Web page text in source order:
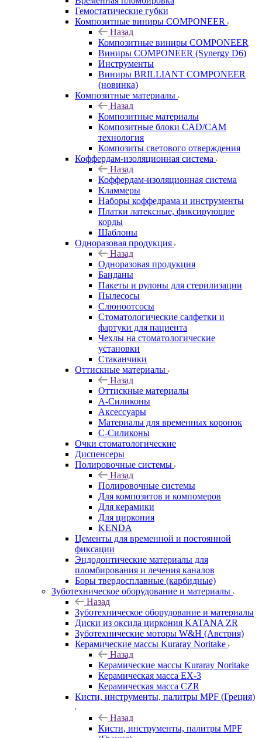
Гемостатические губки
Композитные виниры COMPONEER
Назад
Композитные виниры COMPONEER
Виниры COMPONEER (Synergy D6)
Инструменты
Виниры BRILLIANT COMPONEER
(новинка)
Композитные материалы
Назад
Композитные материалы
Композитные блоки CAD/СAM
технология
Композиты светового отверждения
Коффердам-изоляционная система
Назад
Коффердам-изоляционная система
Кламмеры
Наборы коффедрама и инструменты
Платки латексные, фиксирующие
корды
Шаблоны
Одноразовая продукция
Назад
Одноразовая продукция
Банданы
Пакеты и рулоны для стерилизации
Пылесосы
Слюноотсосы
Стоматологические салфетки и
фартуки для пациента
Чехлы на стоматологические
установки
Стаканчики
Оттискные материалы
Назад
Оттискные материалы
А-Силиконы
Аксессуары
Материалы для временных коронок
С-Силиконы
Очки стоматологические
Диспенсеры
Полировочные системы
Назад
Полировочные системы
Для композитов и компомеров
Для керамики
Для циркония
KENDA
Цементы для временной и постоянной
фиксации
Эндодонтические материалы для
пломбирования и лечения каналов
Боры твердосплавные (карбидные)
Зуботехническое оборудование и материалы
Назад
Зуботехническое оборудование и материалы
Диски из оксида циркония KATANA ZR
Зуботехнические моторы W&H (Австрия)
Керамические массы Kuraray Noritake
Назад
Керамические массы Kuraray Noritake
Керамическая масса EX-3
Керамическая масса CZR
Кисти, инструменты, палитры MPF (Греция)
Назад
Кисти, инструменты, палитры MPF